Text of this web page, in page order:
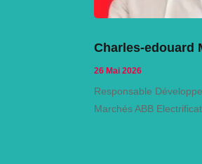
Charles-edouard
26 Mai 2026
Responsable
Marchés ABB